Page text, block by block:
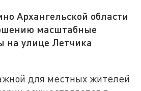
Архангельской области
масштабные
на улице Летчика
для местных жителей